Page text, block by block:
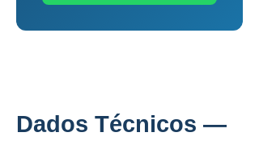
Dados Técnicos —